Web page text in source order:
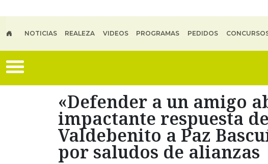
NOTICIAS REALEZA VIDEOS PROGRAMAS PEDIDOS
«Defender a un amigo
impactante respuesta
Valdebenito a Paz
por saludos de alianzas